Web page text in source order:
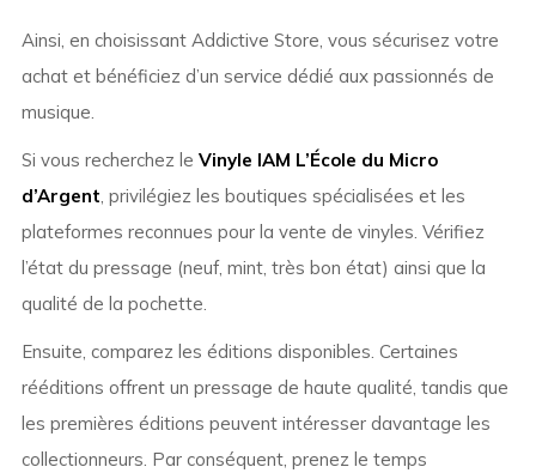
Ainsi, en choisissant Addictive Store, vous sécurisez votre
achat et bénéficiez d’un service dédié aux passionnés de
musique.
Si vous recherchez le Vinyle IAM L’École du Micro
d’Argent, privilégiez les boutiques spécialisées et les
plateformes reconnues pour la vente de vinyles. Vérifiez
l’état du pressage (neuf, mint, très bon état) ainsi que la
qualité de la pochette.
Ensuite, comparez les éditions disponibles. Certaines
rééditions offrent un pressage de haute qualité, tandis que
les premières éditions peuvent intéresser davantage les
collectionneurs. Par conséquent, prenez le temps